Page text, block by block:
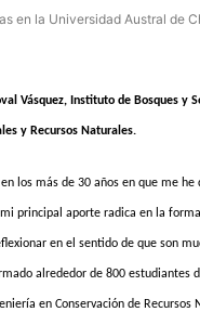
en la Universidad Austral de
Vásquez, Instituto de Bosques y
y Recursos Naturales.
en los más de 30 años en que me he
mi principal aporte radica en la
en el sentido de que son
alrededor de 800 estudiantes
en Conservación de Recursos